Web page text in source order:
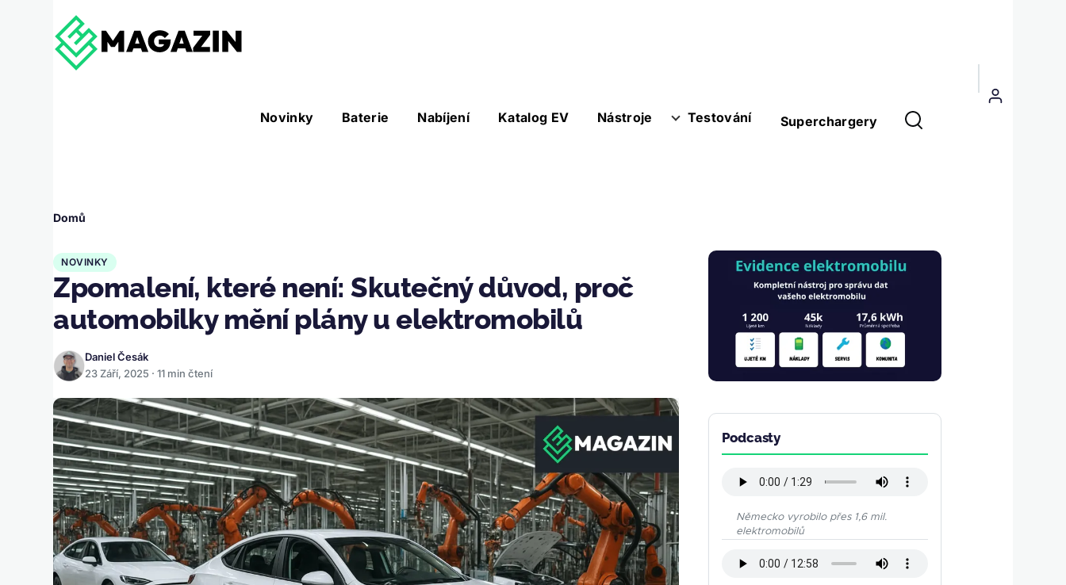
Hlavní
Novinky Baterie Nabíjení Katalog EV Nástroje
Nástroje sub-navigation Testování Superchargery
Menu
uživatelského
Drobečková
navigace
Domů
NOVINKY
Zpomalení, které není: Skutečný důvod, proč
automobilky mění plány u elektromobilů
Daniel Česák
23 Září, 2025 · 11 min čtení
Obrázek
Podcasty
Německo vyrobilo přes 1,6 mil.
elektromobilů